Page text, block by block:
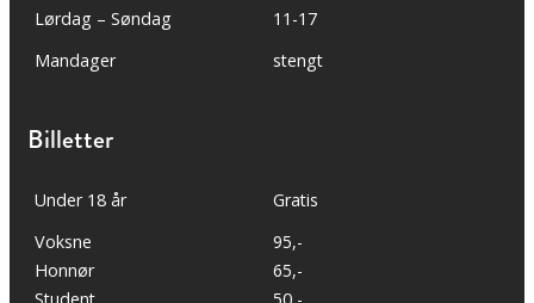
Lørdag – Søndag
11-17
Mandager
stengt
Billetter
Under 18 år
Gratis
Voksne
Honnør
Student
95,-
65,-
50,-